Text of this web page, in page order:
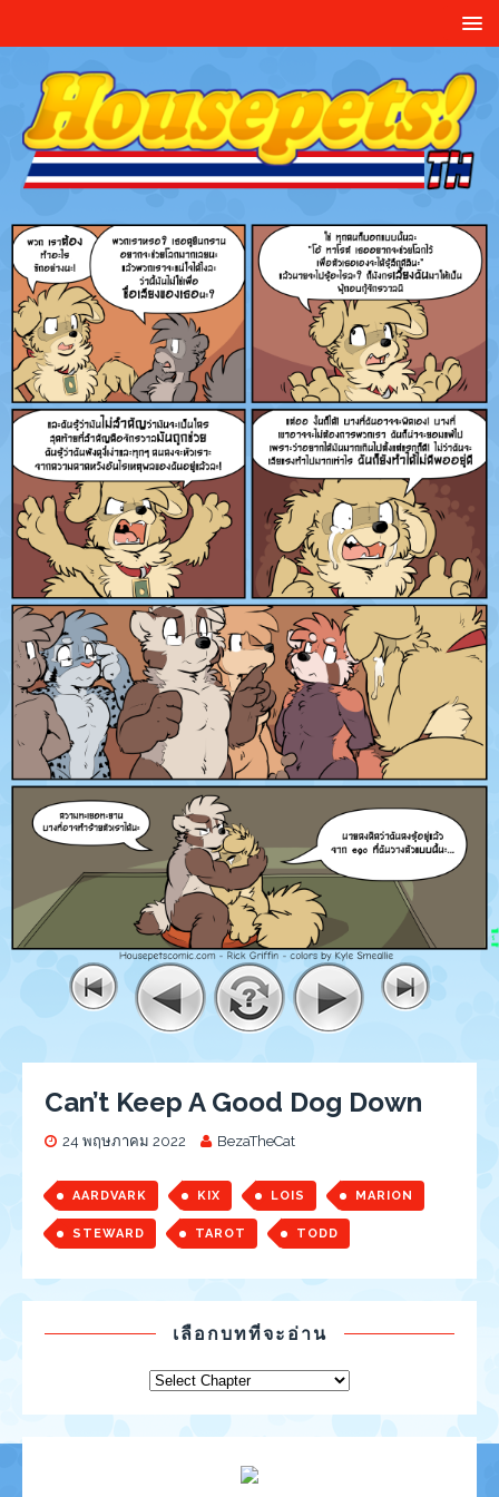
Can’t Keep A Good Dog Down
24 พฤษภาคม 2022 BezaTheCat
AARDVARK KIX LOIS MARION
STEWARD TAROT TODD
เลือกบทที่จะอ่าน